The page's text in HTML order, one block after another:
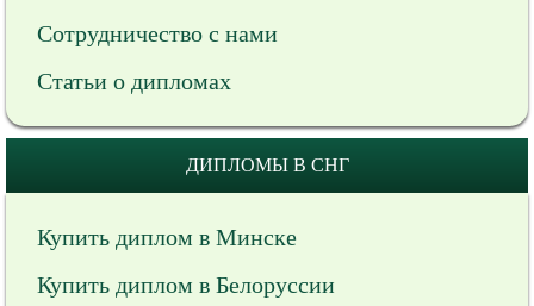
Сотрудничество с нами
Статьи о дипломах
ДИПЛОМЫ В СНГ
Купить диплом в Минске
Купить диплом в Белоруссии